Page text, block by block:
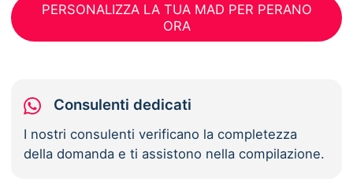
PERSONALIZZA LA TUA MAD PER PERANO
ORA
Consulenti dedicati
I nostri consulenti verificano la completezza
della domanda e ti assistono nella compilazione.